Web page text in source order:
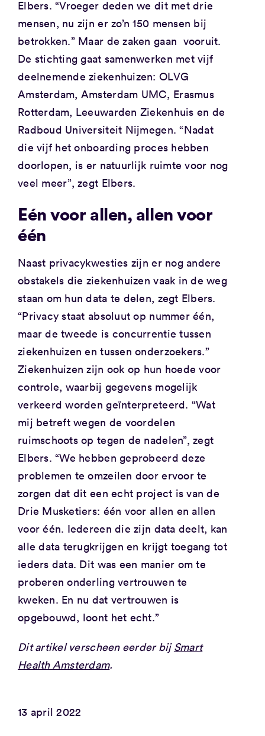
Elbers. “Vroeger deden we dit met drie
mensen, nu zijn er zo’n 150 mensen bij
betrokken.” Maar de zaken gaan vooruit.
De stichting gaat samenwerken met vijf
deelnemende ziekenhuizen: OLVG
Amsterdam, Amsterdam UMC, Erasmus
Rotterdam, Leeuwarden Ziekenhuis en de
Radboud Universiteit Nijmegen. “Nadat
die vijf het onboarding proces hebben
doorlopen, is er natuurlijk ruimte voor nog
veel meer”, zegt Elbers.
Eén voor allen, allen voor
één
Naast privacykwesties zijn er nog andere
obstakels die ziekenhuizen vaak in de weg
staan ​​om hun data te delen, zegt Elbers.
“Privacy staat absoluut op nummer één,
maar de tweede is concurrentie tussen
ziekenhuizen en tussen onderzoekers.”
Ziekenhuizen zijn ook op hun hoede voor
controle, waarbij gegevens mogelijk
verkeerd worden geïnterpreteerd. “Wat
mij betreft wegen de voordelen
ruimschoots op tegen de nadelen”, zegt
Elbers. “We hebben geprobeerd deze
problemen te omzeilen door ervoor te
zorgen dat dit een echt project is van de
Drie Musketiers: één voor allen en allen
voor één. Iedereen die zijn data deelt, kan
alle data terugkrijgen en krijgt toegang tot
ieders data. Dit was een manier om te
proberen onderling vertrouwen te
kweken. En nu dat vertrouwen is
opgebouwd, loont het echt.”
Dit artikel verscheen eerder bijSmart
Health Amsterdam.
13 april 2022